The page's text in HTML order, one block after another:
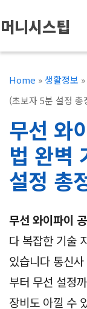
텐
츠
머니시스팁
Home »생활정보 »
(초보자 5분 설정 총
무선 와
법 완벽
설정 총
무선 와이파이
다 복잡한 기술
있습니다 통신
부터 무선 설정
장비도 아낄 수